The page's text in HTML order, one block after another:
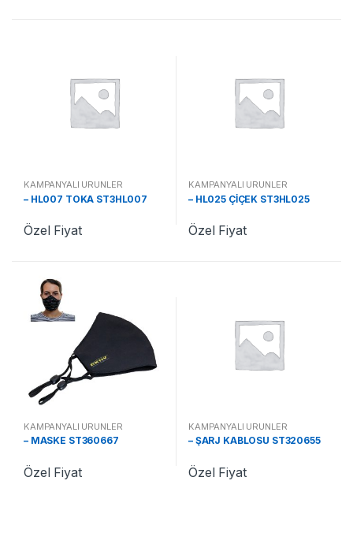
KAMPANYALI ÜRÜNLER
– HL007 TOKA ST3HL007
Özel Fiyat
KAMPANYALI ÜRÜNLER
– HL025 ÇİÇEK ST3HL025
Özel Fiyat
KAMPANYALI ÜRÜNLER
– MASKE ST360667
Özel Fiyat
KAMPANYALI ÜRÜNLER
– ŞARJ KABLOSU ST320655
Özel Fiyat